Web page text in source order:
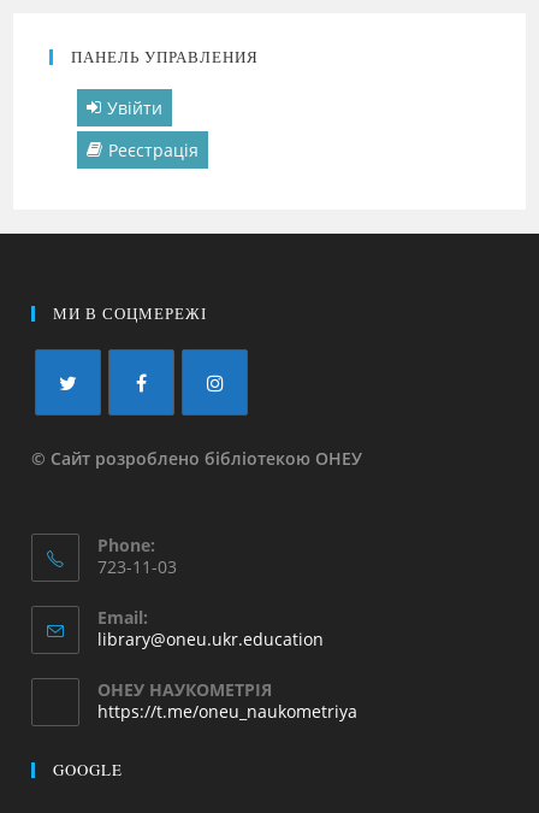
ПАНЕЛЬ УПРАВЛЕНИЯ
Увійти
Реєстрація
МИ В СОЦМЕРЕЖІ
© Сайт розроблено бібліотекою ОНЕУ
Phone:
723-11-03
Email:
library@oneu.ukr.education
ОНЕУ НАУКОМЕТРІЯ
https://t.me/oneu_naukometriya
GOOGLE